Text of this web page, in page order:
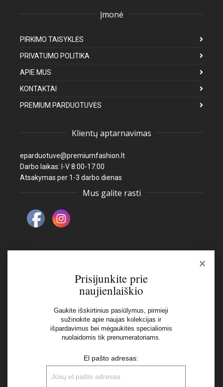
Įmonė
PIRKIMO TAISYKLĖS
PRIVATUMO POLITIKA
APIE MUS
KONTAKTAI
PREMIUM PARDUOTUVĖS
Klientų aptarnavimas
eparduotuve@premiumfashion.lt
Darbo laikas: I-V 8:00-17:00
Atsakymas per 1-3 darbo dienas
Mus galite rasti
Naujienlaiškis
Aš perskaičiau ir sutinku su Privatumo Politikos
×
Prisijunkite prie
naujienlaiškio
Gaukite išskirtinius pasiūlymus, pirmieji
sužinokite apie naujas kolekcijas ir
išpardavimus bei mėgaukitės specialiomis
nuolaidomis tik prenumeratoriams.
El pašto adresas: